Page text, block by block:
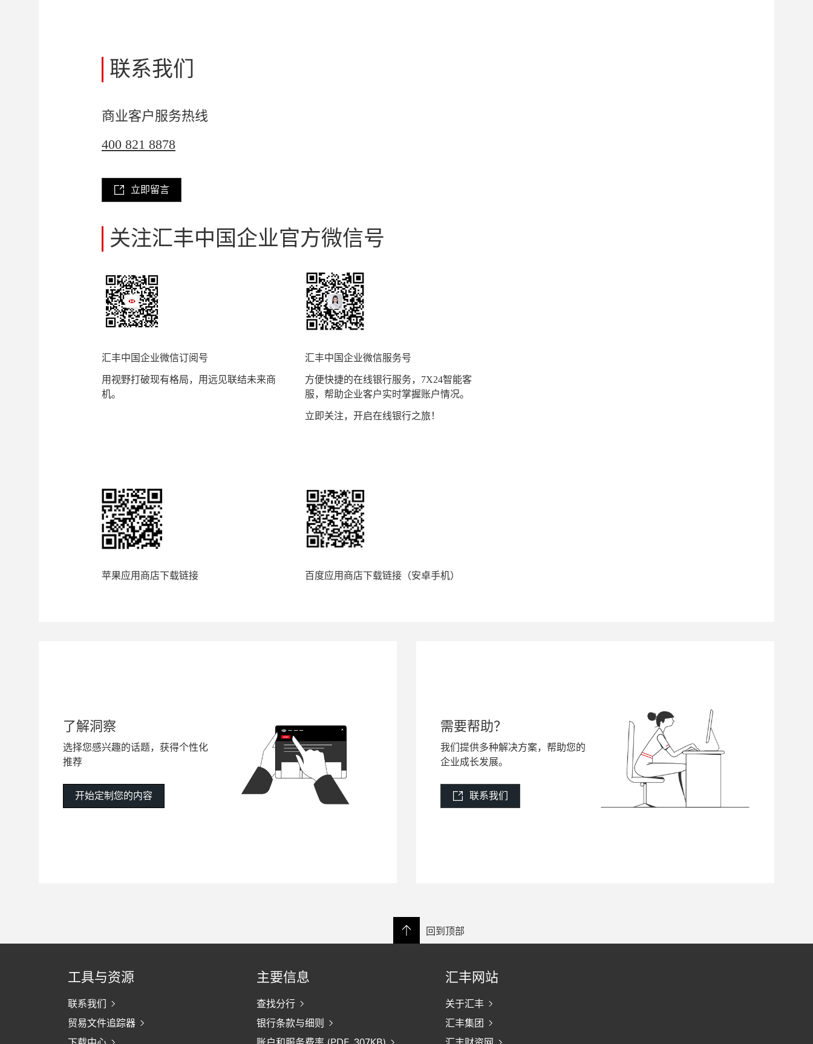
联系我们
商业客户服务热线
400 821 8878
立即留言
关注汇丰中国企业官方微信号
汇丰中国企业微信订阅号
用视野打破现有格局，用远见联结未来商
机。
汇丰中国企业微信服务号
方便快捷的在线银行服务，7X24智能客
服，帮助企业客户实时掌握账户情况。
立即关注，开启在线银行之旅！
苹果应用商店下载链接 百度应用商店下载链接（安卓手机）
了解洞察
选择您感兴趣的话题，获得个性化
推荐
开始定制您的内容
需要帮助？
我们提供多种解决方案，帮助您的
企业成长发展。
联系我们
回到顶部
工具与资源
联系我们
贸易文件追踪器
主要信息
查找分行
银行条款与细则
汇丰网站
关于汇丰
汇丰集团